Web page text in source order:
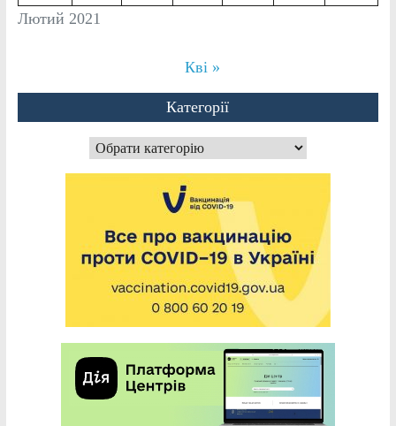
Лютий 2021
Кві »
Категорії
Категорії